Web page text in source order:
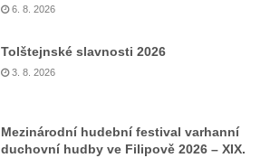
6. 8. 2026
Tolštejnské slavnosti 2026
3. 8. 2026
Mezinárodní hudební festival varhanní
duchovní hudby ve Filipově 2026 – XIX.